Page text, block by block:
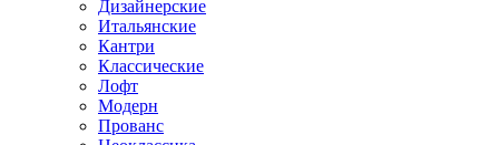
Дизайнерские
Итальянские
Кантри
Классические
Лофт
Модерн
Прованс